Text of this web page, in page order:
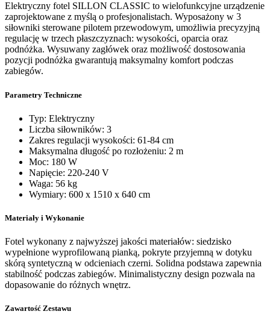
Elektryczny fotel SILLON CLASSIC to wielofunkcyjne urządzenie
zaprojektowane z myślą o profesjonalistach. Wyposażony w 3
siłowniki sterowane pilotem przewodowym, umożliwia precyzyjną
regulację w trzech płaszczyznach: wysokości, oparcia oraz
podnóżka. Wysuwany zagłówek oraz możliwość dostosowania
pozycji podnóżka gwarantują maksymalny komfort podczas
zabiegów.
Parametry Techniczne
Typ: Elektryczny
Liczba siłowników: 3
Zakres regulacji wysokości: 61-84 cm
Maksymalna długość po rozłożeniu: 2 m
Moc: 180 W
Napięcie: 220-240 V
Waga: 56 kg
Wymiary: 600 x 1510 x 640 cm
Materiały i Wykonanie
Fotel wykonany z najwyższej jakości materiałów: siedzisko
wypełnione wyprofilowaną pianką, pokryte przyjemną w dotyku
skórą syntetyczną w odcieniach czerni. Solidna podstawa zapewnia
stabilność podczas zabiegów. Minimalistyczny design pozwala na
dopasowanie do różnych wnętrz.
Zawartość Zestawu